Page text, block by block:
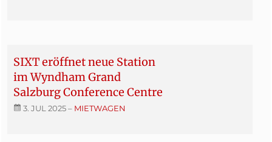
SIXT eröffnet neue Station
im Wyndham Grand
Salzburg Conference Centre
3. JUL 2025– MIETWAGEN